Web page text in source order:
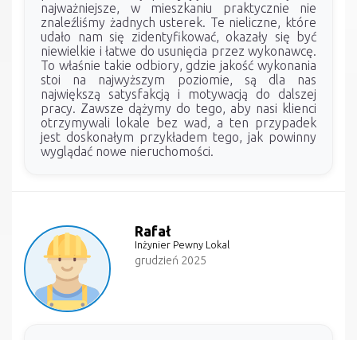
najważniejsze, w mieszkaniu praktycznie nie
znaleźliśmy żadnych usterek. Te nieliczne, które
udało nam się zidentyfikować, okazały się być
niewielkie i łatwe do usunięcia przez wykonawcę.
To właśnie takie odbiory, gdzie jakość wykonania
stoi na najwyższym poziomie, są dla nas
największą satysfakcją i motywacją do dalszej
pracy. Zawsze dążymy do tego, aby nasi klienci
otrzymywali lokale bez wad, a ten przypadek
jest doskonałym przykładem tego, jak powinny
wyglądać nowe nieruchomości.
Rafał
Inżynier Pewny Lokal
grudzień 2025